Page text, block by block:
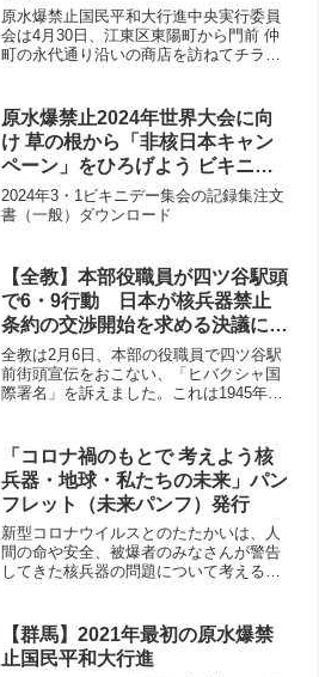
原水爆禁止国民平和大行進中央実行委員
会は4月30日、江東区東陽町から門前 仲
町の永代通り沿いの商店を訪ねてチラシ
が、「5月6日の14:30頃に平和行進が通り
ます」とご...
原水爆禁止2024年世界大会に向
け 草の根から「非核日本キャン
ペーン」をひろげよう ビキニ被
災70年 2024年3・1ビキニデー集
会の記録のご案内
2024年3・1ビキニデー集会の記録集注文
書（一般）ダウンロード
【全教】本部役職員が四ツ谷駅頭
で6・9行動 日本が核兵器禁止
条約の交渉開始を求める決議に反
対したことを聞いた若者たちが驚
く場面も
全教は2月6日、本部の役職員で四ツ谷駅
前街頭宣伝をおこない、「ヒバクシャ国
際署名」を訴えました。これは1945年8
ておこなわれたものです。ランチタイム
で行き来する人...
「コロナ禍のもとで 考えよう核
兵器・地球・私たちの未来」パン
フレット（未来パンフ）発行
新型コロナウイルスとのたたかいは、人
間の命や安全、被爆者のみなさんが警告
してきた核兵器の問題について考える大
問題の解決、自由と人権、民主主義を求
めて人びとがたたかいに立ち...
【群馬】2021年最初の原水爆禁
止国民平和大行進